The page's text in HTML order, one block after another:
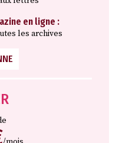
en ligne :
les archives